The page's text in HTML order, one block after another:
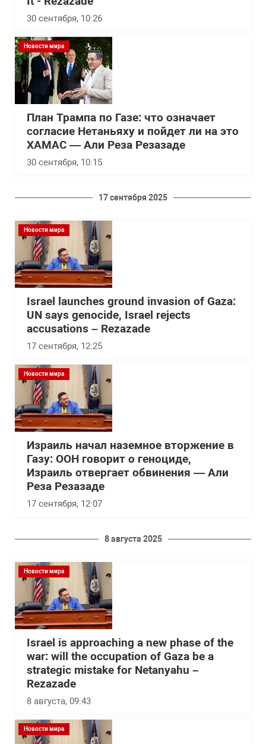
30 сентября, 10:26
Новости мира
План Трампа по Газе: что означает
согласие Нетаньяху и пойдет ли на это
ХАМАС — Али Реза Резазаде
30 сентября, 10:15
17 сентября 2025
Новости мира
Israel launches ground invasion of Gaza:
UN says genocide, Israel rejects
accusations – Rezazade
17 сентября, 12:25
Новости мира
Израиль начал наземное вторжение в
Газу: ООН говорит о геноциде,
Израиль отвергает обвинения — Али
Реза Резазаде
17 сентября, 12:07
8 августа 2025
Новости мира
Israel is approaching a new phase of the
war: will the occupation of Gaza be a
strategic mistake for Netanyahu –
Rezazade
8 августа, 09:43
Новости мира